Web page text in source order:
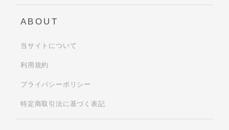
ABOUT
当サイトについて
利用規約
プライバシーポリシー
特定商取引法に基づく表記